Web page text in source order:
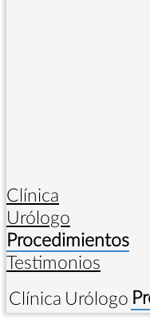
Clínica
Urólogo
Procedimientos
Testimonios
Clínica Urólogo